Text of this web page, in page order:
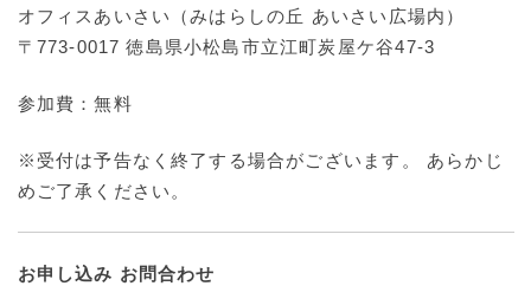
オフィスあいさい（みはらしの丘 あいさい広場内）
〒773-0017 徳島県小松島市立江町炭屋ケ谷47-3
参加費：無料
※受付は予告なく終了する場合がございます。 あらかじ
めご了承ください。
お申し込み お問合わせ